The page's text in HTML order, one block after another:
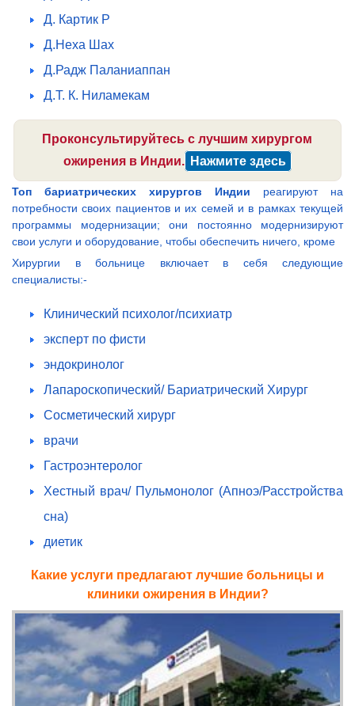
Д. Картик Р
Д.Неха Шах
Д.Радж Паланиаппан
Д.Т. К. Ниламекам
Проконсультируйтесь с лучшим хирургом
ожирения в Индии. Нажмите здесь
Топ бариатрических хирургов Индии реагируют на
потребности своих пациентов и их семей и в рамках текущей
программы модернизации; они постоянно модернизируют
свои услуги и оборудование, чтобы обеспечить ничего, кроме
Хирургии в больнице включает в себя следующие
специалисты:-
Клинический психолог/психиатр
эксперт по фисти
эндокринолог
Лапароскопический/ Бариатрический Хирург
Сосметический хирург
врачи
Гастроэнтеролог
Хестный врач/ Пульмонолог (Апноэ/Расстройства
сна)
диетик
Какие услуги предлагают лучшие больницы и
клиники ожирения в Индии?